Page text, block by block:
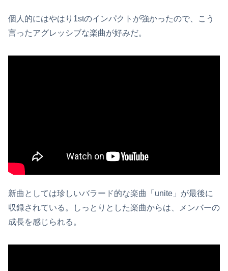
個人的にはやはり1stのインパクトが強かったので、こう
言ったアグレッシブな楽曲が好みだ。
新曲としては珍しいバラード的な楽曲「unite」が最後に
収録されている。しっとりとした楽曲からは、メンバーの
成長を感じられる。